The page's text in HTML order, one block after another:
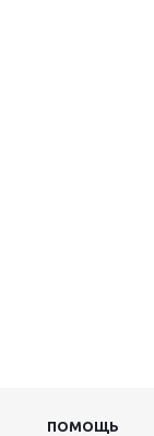
ПОМОЩЬ